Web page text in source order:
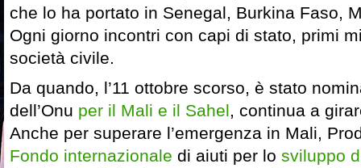
che lo ha portato in Senegal, Burkina Faso,
Ogni giorno incontri con capi di stato, primi
società civile.
Da quando, l’11 ottobre scorso, è stato
dell’Onu per il Mali e il Sahel, continua a
Anche per superare l’emergenza in Mali,
Fondo internazionale di aiuti per lo sviluppo